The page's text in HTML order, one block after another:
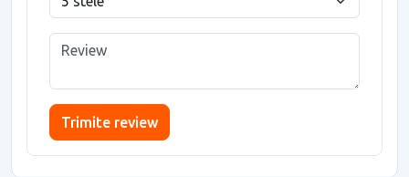
Trimite review